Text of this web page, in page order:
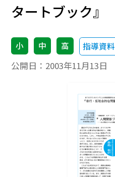
タートブック』
小 中 高 指導資料
公開日： 2003年11月13日